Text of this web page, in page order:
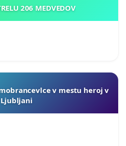
206 MEDVEDOV
v mestu heroj v
Ljubljani